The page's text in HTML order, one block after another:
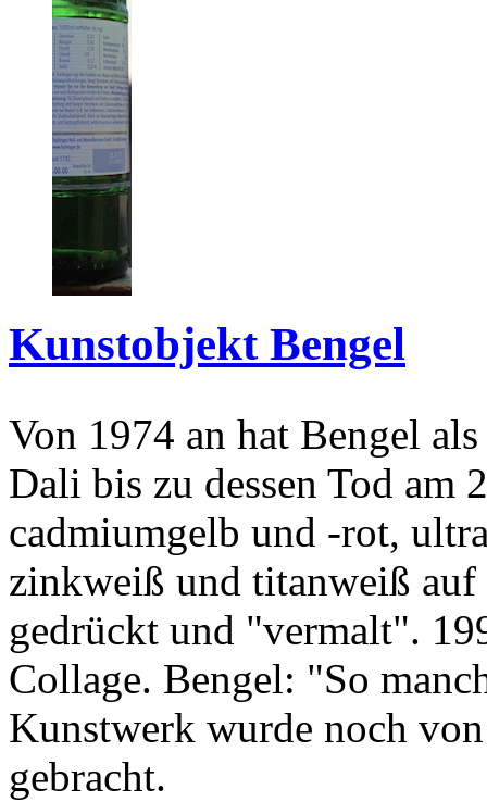
Kunstobjekt Bengel
Von 1974 an hat Bengel
Dali bis zu dessen Tod am
cadmiumgelb und -rot,
zinkweiß und titanweiß
gedrückt und "vermalt".
Collage. Bengel: "So
Kunstwerk wurde noch
gebracht.